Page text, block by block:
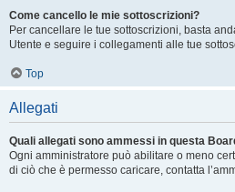
Come cancello le mie sottoscrizioni?
Per cancellare le tue sottoscrizioni, basta
Utente e seguire i collegamenti alle tue
Top
Allegati
Quali allegati sono ammessi in questa
Ogni amministratore può abilitare o meno
di ciò che è permesso caricare, contatta